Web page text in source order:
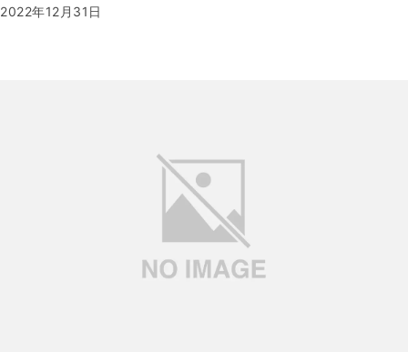
2022年12月31日